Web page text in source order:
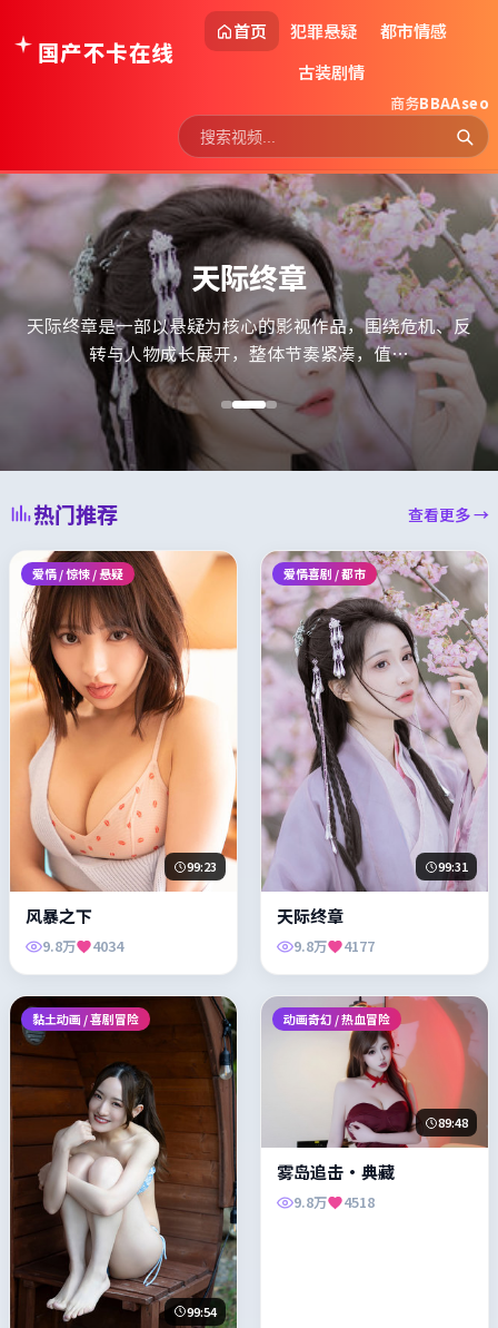
国产不卡在线
首页 犯罪悬疑
都市情感
古装剧情
商务BBAAseo
天际终章
天际终章是一部以悬疑为核心的影视作品，围绕危机、反
转与人物成长展开，整体节奏紧凑，值…
热门推荐 查看更多 →
爱情 / 惊悚 / 悬疑
99:23
风暴之下
9.8万 4034
爱情喜剧 / 都市
99:31
天际终章
9.8万 4177
黏土动画 / 喜剧冒险
99:54
动画奇幻 / 热血冒险
89:48
雾岛追击·典藏
9.8万 4518